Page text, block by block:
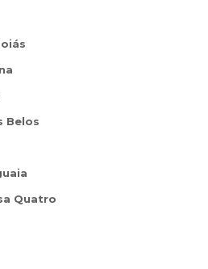
Belos
Quatro